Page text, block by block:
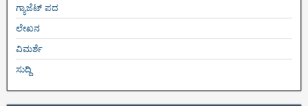
ಗ್ಯಾಜೆಟ್ ಪದ
ಲೇಖನ
ವಿಮರ್ಶೆ
ಸುದ್ದಿ